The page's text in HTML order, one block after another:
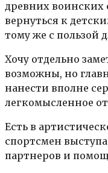
древних воинских
вернуться к
тому же с пользой
Хочу отдельно
возможны, но
нанести вполне
легкомысленное
Есть в
спортсмен
партнеров и